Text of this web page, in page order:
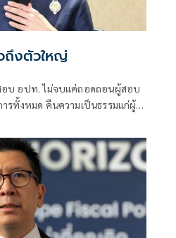
ถึงตัวใหญ่
บ อปท. ไม่จบแค่ถอดถอนผู้สอบ
รทั้งหมด คืนความเป็นธรรมแก่ผู้
ข้ารับราชการทุกระดับ